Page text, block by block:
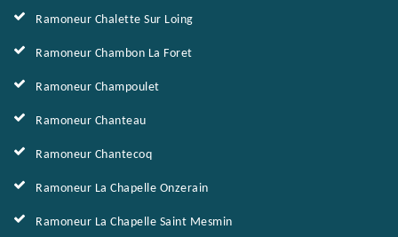
Ramoneur Chalette Sur Loing
Ramoneur Chambon La Foret
Ramoneur Champoulet
Ramoneur Chanteau
Ramoneur Chantecoq
Ramoneur La Chapelle Onzerain
Ramoneur La Chapelle Saint Mesmin